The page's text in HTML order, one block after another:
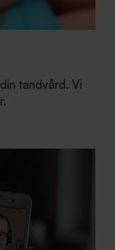
tandvård. Vi